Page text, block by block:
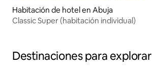
Habitación de hotel en Abuja
Classic Super (habitación individual)
Destinaciones para explorar